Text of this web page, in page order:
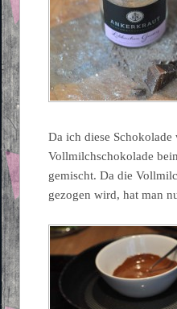
Da ich diese
Vollmilchschokolade
gemischt. Da die
gezogen wird, hat man